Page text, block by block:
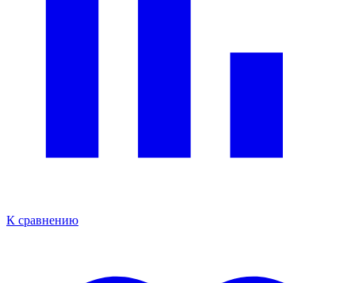
К сравнению